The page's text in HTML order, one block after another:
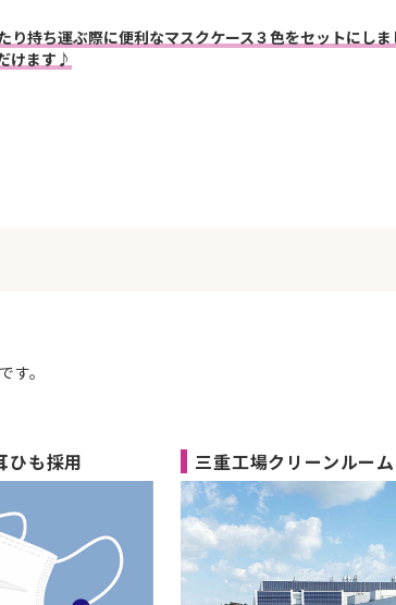
持ち運ぶ際に便利なマスクケース３色をセットにしま
けます♪
。
ひも採用 三重工場クリーンルー